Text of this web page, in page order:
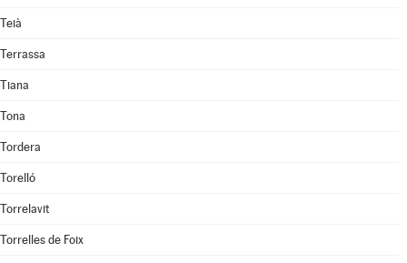
Teià
Terrassa
Tiana
Tona
Tordera
Torelló
Torrelavit
Torrelles de Foix